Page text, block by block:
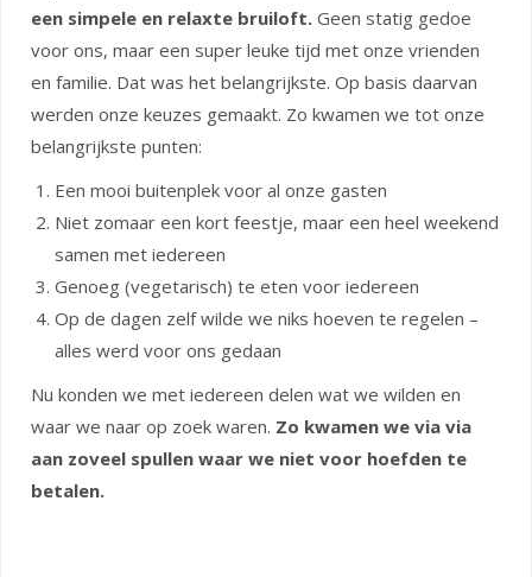
een simpele en relaxte bruiloft. Geen statig gedoe
voor ons, maar een super leuke tijd met onze vrienden
en familie. Dat was het belangrijkste. Op basis daarvan
werden onze keuzes gemaakt. Zo kwamen we tot onze
belangrijkste punten:
Een mooi buitenplek voor al onze gasten
Niet zomaar een kort feestje, maar een heel weekend
samen met iedereen
Genoeg (vegetarisch) te eten voor iedereen
Op de dagen zelf wilde we niks hoeven te regelen –
alles werd voor ons gedaan
Nu konden we met iedereen delen wat we wilden en
waar we naar op zoek waren. Zo kwamen we via via
aan zoveel spullen waar we niet voor hoefden te
betalen.